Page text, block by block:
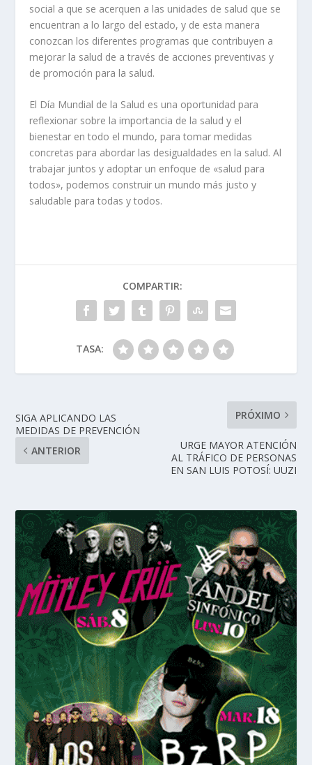
social a que se acerquen a las unidades de salud que se
encuentran a lo largo del estado, y de esta manera
conozcan los diferentes programas que contribuyen a
mejorar la salud de a través de acciones preventivas y
de promoción para la salud.
El Día Mundial de la Salud es una oportunidad para
reflexionar sobre la importancia de la salud y el
bienestar en todo el mundo, para tomar medidas
concretas para abordar las desigualdades en la salud. Al
trabajar juntos y adoptar un enfoque de «salud para
todos», podemos construir un mundo más justo y
saludable para todas y todos.
COMPARTIR:
TASA:
SIGA APLICANDO LAS
MEDIDAS DE PREVENCIÓN
ANTERIOR
PRÓXIMO
URGE MAYOR ATENCIÓN
AL TRÁFICO DE PERSONAS
EN SAN LUIS POTOSÍ: UUZI